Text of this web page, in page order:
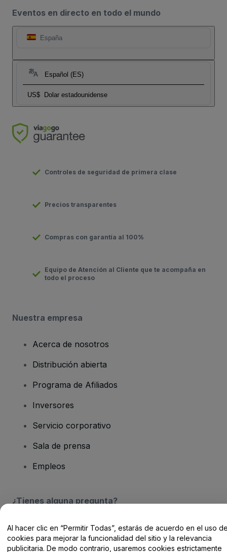
Eventos en directo en todo el mundo
España
Español (ES)
US$ Dolar estadounidense
Controles de seguridad de primera clase
Precios transparentes
Compras con garantía al 100%
Equipo de Atención al Cliente que te acompaña en
todo el proceso
Nuestra empresa
Acerca de nosotros
Distribución abierta
Programa de Afiliados
Inversores
Servicio corporativo
Sala de prensa
Empleos
¿Tienes alguna pregunta?
Centro de Ayuda / Contacto
Al hacer clic en “Permitir Todas”, estarás de acuerdo en el uso
cookies para mejorar la funcionalidad del sitio y la relevancia
publicitaria. De modo contrario, usaremos cookies estrictamente